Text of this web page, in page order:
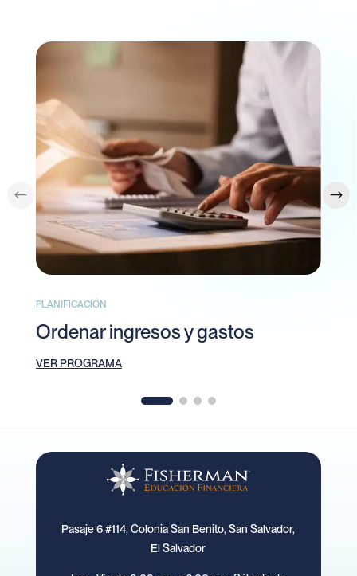
Ordenar ingresos y gastos
PLANIFICACIÓN
VER PROGRAMA
Pasaje 6 #114, Colonia San Benito, San Salvador,
El Salvador